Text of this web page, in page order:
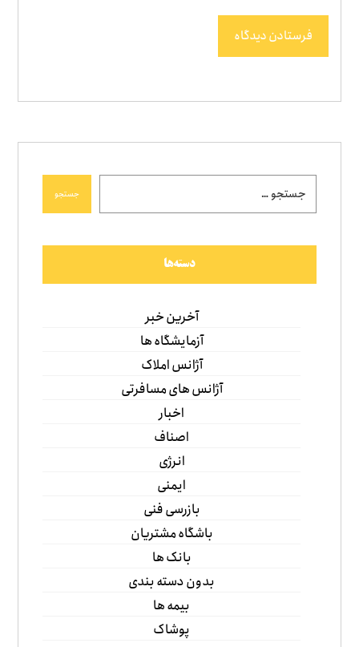
فرستادن دیدگاه
جستجو
دسته‌ها
آخرین خبر
آزمایشگاه ها
آژانس املاک
آژانس های مسافرتی
اخبار
اصناف
انرژی
ایمنی
بازرسی فنی
باشگاه مشتریان
بانک ها
بدون دسته بندی
بیمه ها
پوشاک